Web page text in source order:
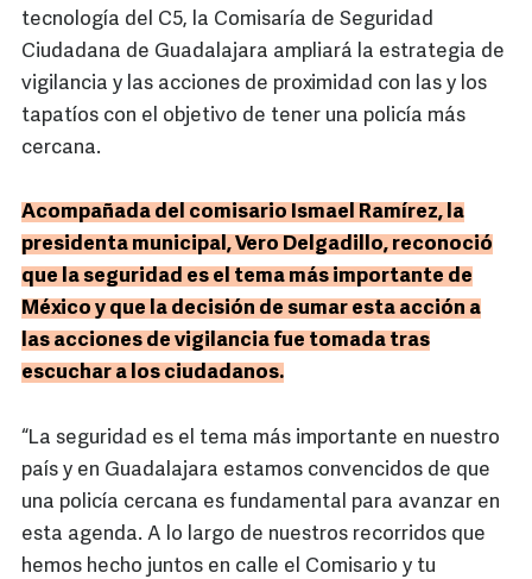
tecnología del C5, la Comisaría de Seguridad
Ciudadana de Guadalajara ampliará la estrategia de
vigilancia y las acciones de proximidad con las y los
tapatíos con el objetivo de tener una policía más
cercana.
Acompañada del comisario Ismael Ramírez, la
presidenta municipal, Vero Delgadillo, reconoció
que la seguridad es el tema más importante de
México y que la decisión de sumar esta acción a
las acciones de vigilancia fue tomada tras
escuchar a los ciudadanos.
“La seguridad es el tema más importante en nuestro
país y en Guadalajara estamos convencidos de que
una policía cercana es fundamental para avanzar en
esta agenda. A lo largo de nuestros recorridos que
hemos hecho juntos en calle el Comisario y tu